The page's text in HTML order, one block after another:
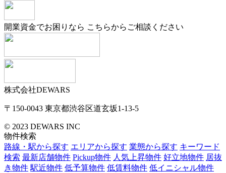
開業資金でお困りなら こちらからご相談ください
株式会社DEWARS
〒150-0043 東京都渋谷区道玄坂1-13-5
© 2023 DEWARS INC
物件検索
路線・駅から探す エリアから探す 業態から探す キーワード
検索 最新店舗物件 Pickup物件 人気上昇物件 好立地物件 居抜
き物件 駅近物件 低予算物件 低賃料物件 低イニシャル物件